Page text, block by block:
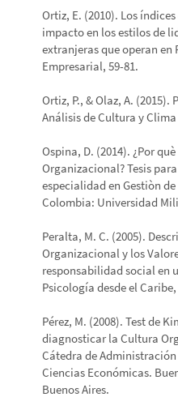
Ortiz, E. (2010). Los
impacto en los estilos de
extranjeras que operan en
Empresarial, 59-81.
Ortiz, P., & Olaz, A.
Análisis de Cultura y
Ospina, D. (2014). ¿Por
Organizacional? Tesis
especialidad en Gestiòn
Colombia: Universidad
Peralta, M. C. (2005).
Organizacional y los
responsabilidad social en
Psicología desde el Caribe,
Pérez, M. (2008). Test de
diagnosticar la Cultura
Cátedra de
Ciencias Económicas.
Buenos Aires.